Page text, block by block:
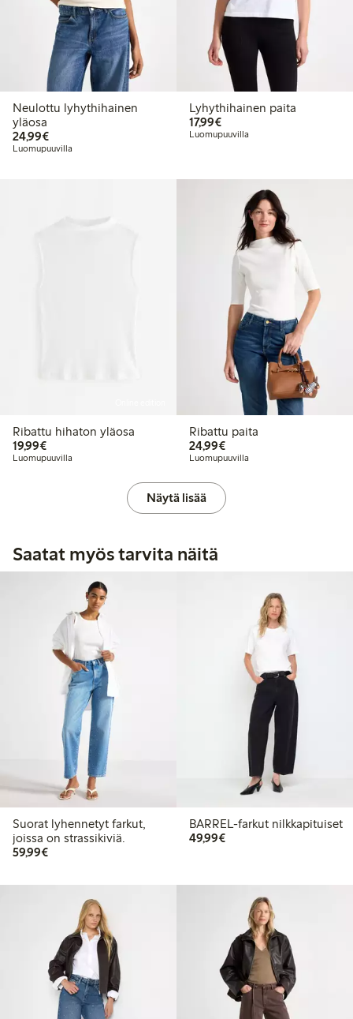
Neulottu lyhythihainen
yläosa
24,99€24,99 €
Luomupuuvilla
Lyhythihainen paita
17,99€17,99 €
Luomupuuvilla
Ribattu hihaton yläosa
19,99€19,99 €
Luomupuuvilla
Ribattu paita
24,99€24,99 €
Luomupuuvilla
Näytä lisää
Saatat myös tarvita näitä
Suorat lyhennetyt farkut,
joissa on strassikiviä.
59,99€59,99 €
BARREL-farkut nilkkapituiset
49,99€49,99 €